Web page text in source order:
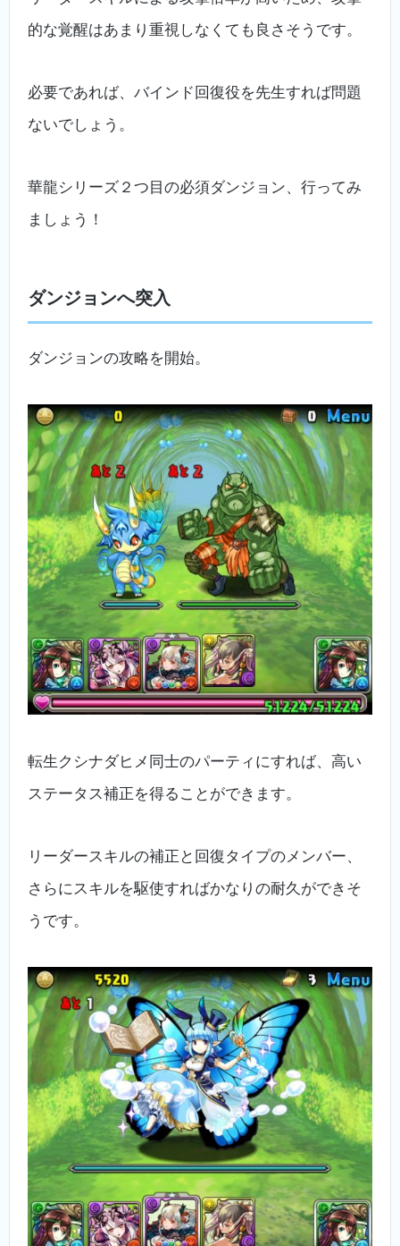
的な覚醒はあまり重視しなくても良さそうです。
必要であれば、バインド回復役を先生すれば問題
ないでしょう。
華龍シリーズ２つ目の必須ダンジョン、行ってみ
ましょう！
ダンジョンへ突入
ダンジョンの攻略を開始。
転生クシナダヒメ同士のパーティにすれば、高い
ステータス補正を得ることができます。
リーダースキルの補正と回復タイプのメンバー、
さらにスキルを駆使すればかなりの耐久ができそ
うです。